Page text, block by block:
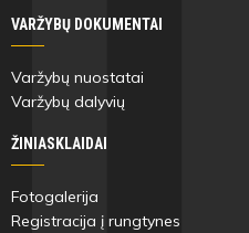
VARŽYBŲ DOKUMENTAI
Varžybų nuostatai
Varžybų dalyvių
ŽINIASKLAIDAI
Fotogalerija
Registracija į rungtynes